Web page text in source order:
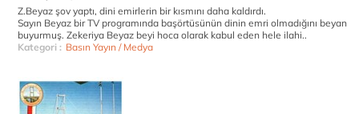
Z.Beyaz şov yaptı, dini emirlerin bir kısmını daha kaldırdı.
Sayın Beyaz bir TV programında başörtüsünün dinin emri olmadığını beyan
buyurmuş. Zekeriya Beyaz beyi hoca olarak kabul eden hele ilahi..
Kategori : Basın Yayın / Medya